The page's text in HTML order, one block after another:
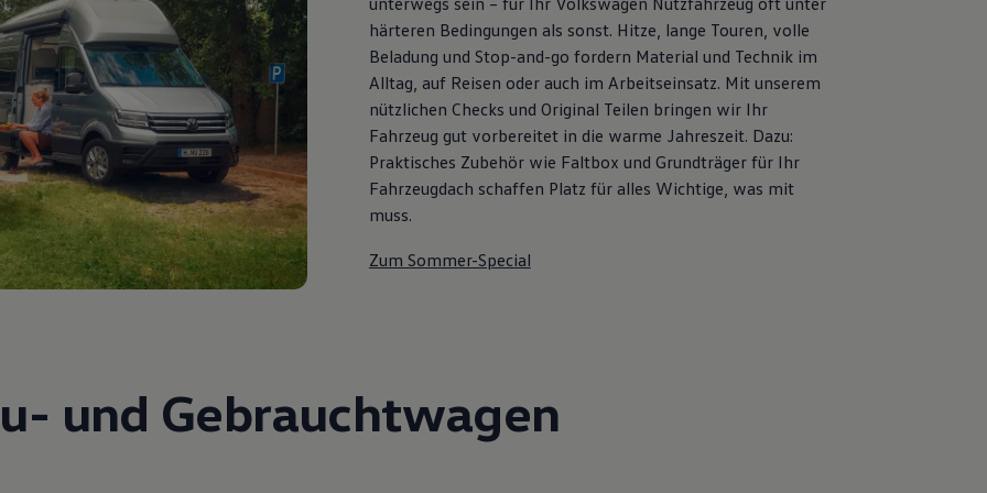
härteren Bedingungen als sonst. Hitze, lange Touren, volle
Beladung und Stop-and-go fordern Material und Technik im
Alltag, auf Reisen oder auch im Arbeitseinsatz. Mit unserem
nützlichen Checks und Original Teilen bringen wir Ihr
Fahrzeug gut vorbereitet in die warme Jahreszeit. Dazu:
Praktisches Zubehör wie Faltbox und Grundträger für Ihr
Fahrzeugdach schaffen Platz für alles Wichtige, was mit
muss.
Zum Sommer-Special
und Gebrauchtwagen